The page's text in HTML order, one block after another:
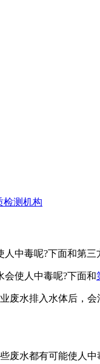
检测机构
中毒呢?下面和第三
使人中毒呢?下面和
水排入水体后，会
水都有可能使人中